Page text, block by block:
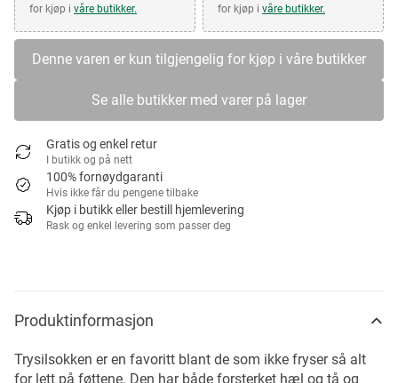
for kjøp i våre butikker.
for kjøp i våre butikker.
Denne varen er kun tilgjengelig for kjøp i våre butikker
Se alle butikker med varer på lager
Gratis og enkel retur
I butikk og på nett
100% fornøydgaranti
Hvis ikke får du pengene tilbake
Kjøp i butikk eller bestill hjemlevering
Rask og enkel levering som passer deg
Produktinformasjon
Trysilsokken er en favoritt blant de som ikke fryser så alt
for lett på føttene. Den har både forsterket hæl og tå og